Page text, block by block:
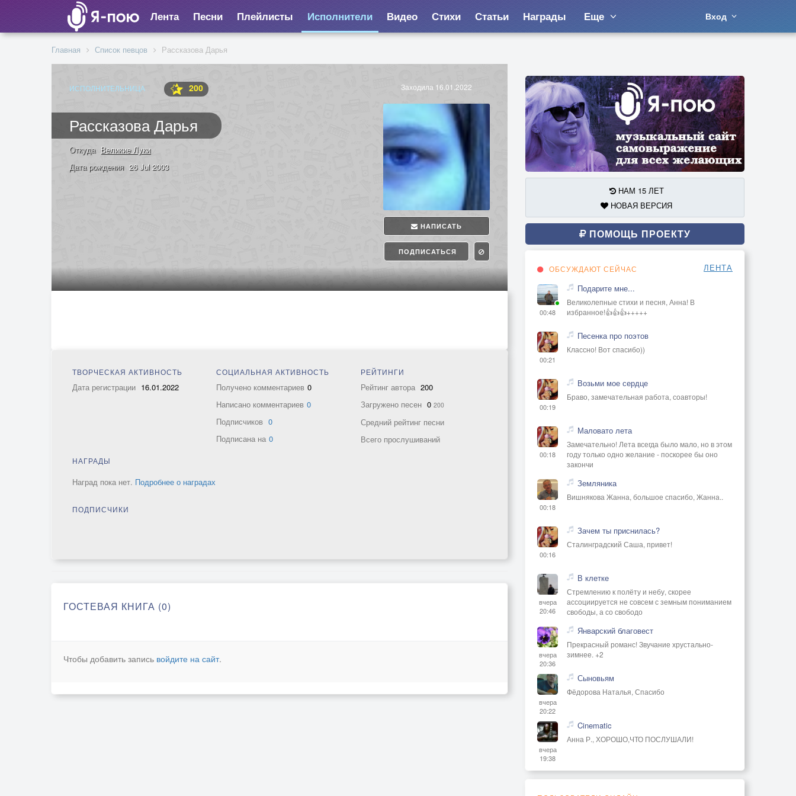
Лента Песни Плейлисты Исполнители Видео Стихи Статьи Награды Еще Вход
Главная Список певцов Рассказова Дарья
ИСПОЛНИТЕЛЬНИЦА 200
Рассказова Дарья
Заходила 16.01.2022
НАПИСАТЬ
ПОДПИСАТЬСЯ
Откуда Великие Луки
Дата рождения 26 Jul 2003
ТВОРЧЕСКАЯ АКТИВНОСТЬ
Дата регистрации 16.01.2022
СОЦИАЛЬНАЯ АКТИВНОСТЬ
Получено комментариев 0
Написано комментариев 0
Подписчиков 0
Подписана на 0
РЕЙТИНГИ
Рейтинг автора 200
Загружено песен 0 200
Средний рейтинг песни
Всего прослушиваний
НАГРАДЫ
Наград пока нет. Подробнее о наградах
ПОДПИСЧИКИ
ГОСТЕВАЯ КНИГА (0)
Чтобы добавить запись войдите на сайт.
НАМ 15 ЛЕТ
НОВАЯ ВЕРСИЯ
ПОМОЩЬ ПРОЕКТУ
ОБСУЖДАЮТ СЕЙЧАС ЛЕНТА
00:48
Подарите мне...
Великолепные стихи и песня, Анна! В
избранное!👍👍👍+++++
00:21
Песенка про поэтов
Классно! Вот спасибо))
00:19
Возьми мое сердце
Браво, замечательная работа, соавторы!
00:18
Маловато лета
Замечательно! Лета всегда было мало, но в этом
году только одно желание - поскорее бы оно
закончи
00:18
Земляника
Вишнякова Жанна, большое спасибо, Жанна..
00:16
Зачем ты приснилась?
Сталинградский Саша, привет!
вчера
20:46
В клетке
Стремлению к полёту и небу, скорее
ассоциируется не совсем с земным пониманием
свободы, а со свободо
вчера
20:36
Январский благовест
Прекрасный романс! Звучание хрустально-
зимнее. +2
вчера
20:22
Сыновьям
Фёдорова Наталья, Спасибо
вчера
19:38
Cinematic
Анна Р., ХОРОШО,ЧТО ПОСЛУШАЛИ!